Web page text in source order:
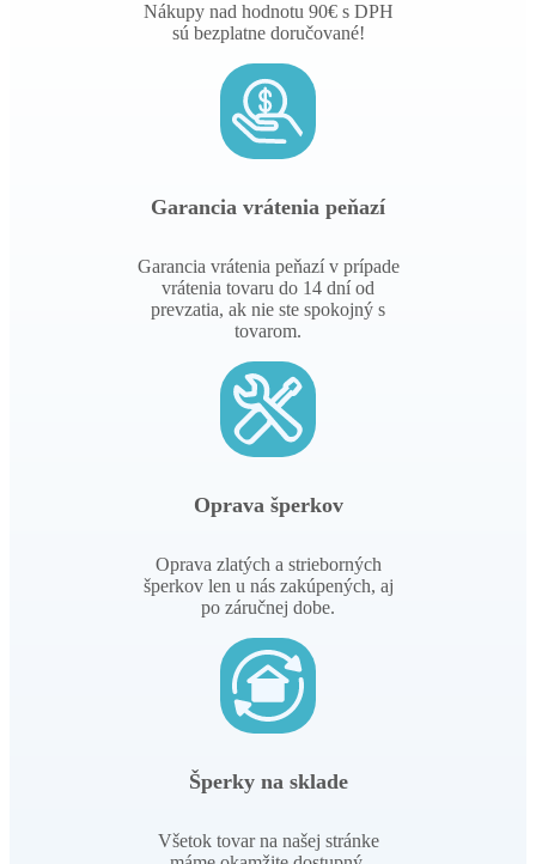
Nákupy nad hodnotu 90€ s DPH
sú bezplatne doručované!
Garancia vrátenia peňazí
Garancia vrátenia peňazí v prípade
vrátenia tovaru do 14 dní od
prevzatia, ak nie ste spokojný s
tovarom.
Oprava šperkov
Oprava zlatých a strieborných
šperkov len u nás zakúpených, aj
po záručnej dobe.
Šperky na sklade
Všetok tovar na našej stránke